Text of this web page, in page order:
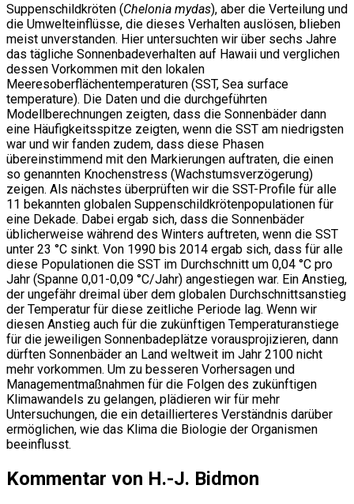
Suppenschildkröten (Chelonia mydas), aber die Verteilung und
die Umwelteinflüsse, die dieses Verhalten auslösen, blieben
meist unverstanden. Hier untersuchten wir über sechs Jahre
das tägliche Sonnenbadeverhalten auf Hawaii und verglichen
dessen Vorkommen mit den lokalen
Meeresoberflächentemperaturen (SST, Sea surface
temperature). Die Daten und die durchgeführten
Modellberechnungen zeigten, dass die Sonnenbäder dann
eine Häufigkeitsspitze zeigten, wenn die SST am niedrigsten
war und wir fanden zudem, dass diese Phasen
übereinstimmend mit den Markierungen auftraten, die einen
so genannten Knochenstress (Wachstumsverzögerung)
zeigen. Als nächstes überprüften wir die SST-Profile für alle
11 bekannten globalen Suppenschildkrötenpopulationen für
eine Dekade. Dabei ergab sich, dass die Sonnenbäder
üblicherweise während des Winters auftreten, wenn die SST
unter 23 °C sinkt. Von 1990 bis 2014 ergab sich, dass für alle
diese Populationen die SST im Durchschnitt um 0,04 °C pro
Jahr (Spanne 0,01-0,09 °C/Jahr) angestiegen war. Ein Anstieg,
der ungefähr dreimal über dem globalen Durchschnittsanstieg
der Temperatur für diese zeitliche Periode lag. Wenn wir
diesen Anstieg auch für die zukünftigen Temperaturanstiege
für die jeweiligen Sonnenbadeplätze vorausprojizieren, dann
dürften Sonnenbäder an Land weltweit im Jahr 2100 nicht
mehr vorkommen. Um zu besseren Vorhersagen und
Managementmaßnahmen für die Folgen des zukünftigen
Klimawandels zu gelangen, plädieren wir für mehr
Untersuchungen, die ein detaillierteres Verständnis darüber
ermöglichen, wie das Klima die Biologie der Organismen
beeinflusst.
Kommentar von H.-J. Bidmon